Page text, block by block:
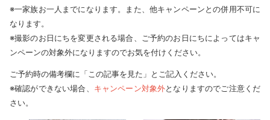
※一家族お一人までになります。また、他キャンペーンとの併用不可に
なります。
※撮影のお日にちを変更される場合、ご予約のお日にちによってはキャ
ンペーンの対象外になりますのでお気を付けください。
ご予約時の備考欄に「この記事を見た」とご記入ください。
※確認ができない場合、 キャンペーン対象外となりますのでご注意くだ
さい。